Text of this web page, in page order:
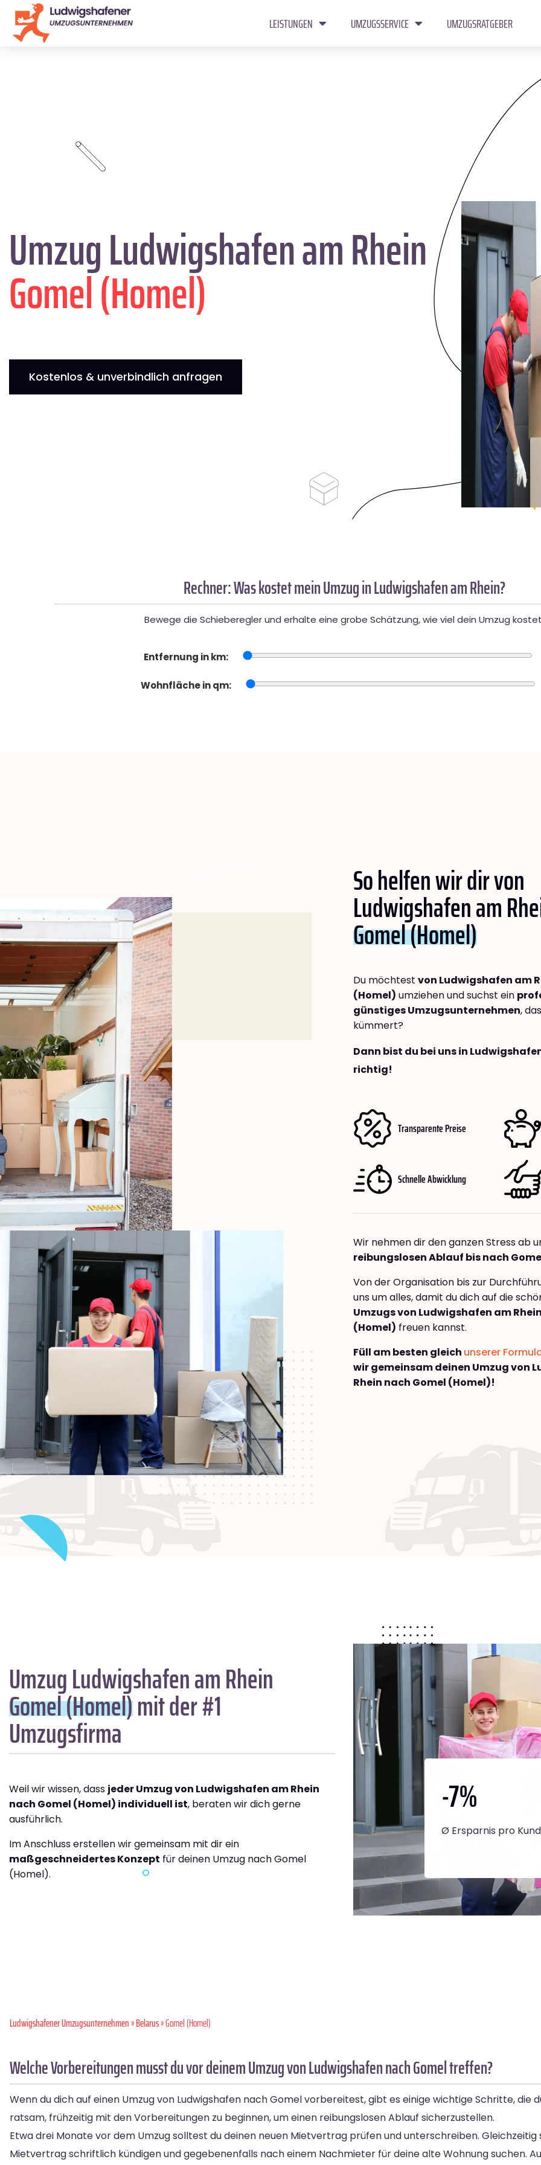
LEISTUNGEN UMZUGSSERVICE UMZUGSRATGEBER
Umzug Ludwigshafen am Rhein
Gomel (Homel)
Kostenlos & unverbindlich anfragen
Rechner: Was kostet mein Umzug in Ludwigshafen am Rhein?
Bewege die Schieberegler und erhalte eine grobe Schätzung, wie viel dein Umzug
Entfernung in km:
Wohnfläche in qm:
So helfen wir dir von
Ludwigshafen am
Gomel (Homel)
Du möchtest von Ludwigshafen am
(Homel) umziehen und suchst ein
günstiges Umzugsunternehmen,
kümmert?
Dann bist du bei uns in
richtig!
Transparente Preise
Schnelle Abwicklung
Wir nehmen dir den ganzen Stress ab
reibungslosen Ablauf bis nach
Von der Organisation bis zur
uns um alles, damit du dich auf die
Umzugs von Ludwigshafen am
(Homel) freuen kannst.
Füll am besten gleich unserer
wir gemeinsam deinen Umzug von
Rhein nach Gomel (Homel)!
Umzug Ludwigshafen am Rhein
Gomel (Homel)mit der #1
Umzugsfirma
Weil wir wissen, dass jeder Umzug von Ludwigshafen am Rhein
nach Gomel (Homel) individuell ist, beraten wir dich gerne
ausführlich.
Im Anschluss erstellen wir gemeinsam mit dir ein
maßgeschneidertes Konzept für deinen Umzug nach Gomel
(Homel).
-7%
Ø Ersparnis pro
Ludwigshafener Umzugsunternehmen»Belarus» Gomel (Homel)
Welche Vorbereitungen musst du vor deinem Umzug von Ludwigshafen nach Gomel treffen?
Wenn du dich auf einen Umzug von Ludwigshafen nach Gomel vorbereitest, gibt es einige wichtige Schritte, die
ratsam, frühzeitig mit den Vorbereitungen zu beginnen, um einen reibungslosen Ablauf sicherzustellen.
Etwa drei Monate vor dem Umzug solltest du deinen neuen Mietvertrag prüfen und unterschreiben.
Mietvertrag schriftlich kündigen und gegebenenfalls nach einem Nachmieter für deine alte Wohnung suchen.